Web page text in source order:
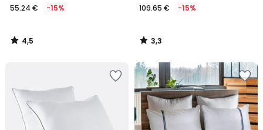
55.24 € -15%
4,5
/
109.65 € -15%
3,3
/